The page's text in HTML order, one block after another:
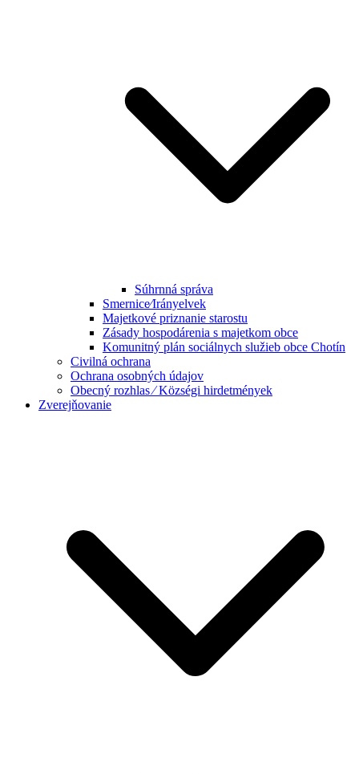
Súhrnná správa
Smernice⁄Irányelvek
Majetkové priznanie starostu
Zásady hospodárenia s majetkom obce
Komunitný plán sociálnych služieb obce Chotín
Civilná ochrana
Ochrana osobných údajov
Obecný rozhlas ⁄ Községi hirdetmények
Zverejňovanie